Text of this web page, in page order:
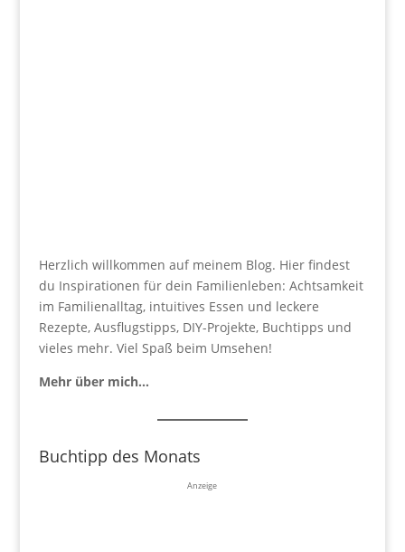
Herzlich willkommen auf meinem Blog. Hier findest
du Inspirationen für dein Familienleben: Achtsamkeit
im Familienalltag, intuitives Essen und leckere
Rezepte, Ausflugstipps, DIY-Projekte, Buchtipps und
vieles mehr. Viel Spaß beim Umsehen!
Mehr über mich…
Buchtipp des Monats
Anzeige